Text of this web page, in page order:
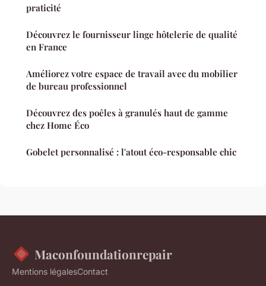
praticité
Découvrez le fournisseur linge hôtelerie de qualité
en France
Améliorez votre espace de travail avec du mobilier
de bureau professionnel
Découvrez des poêles à granulés haut de gamme
chez Home Éco
Gobelet personnalisé : l'atout éco-responsable chic
Maconfoundationrepair
Mentions légalesContact